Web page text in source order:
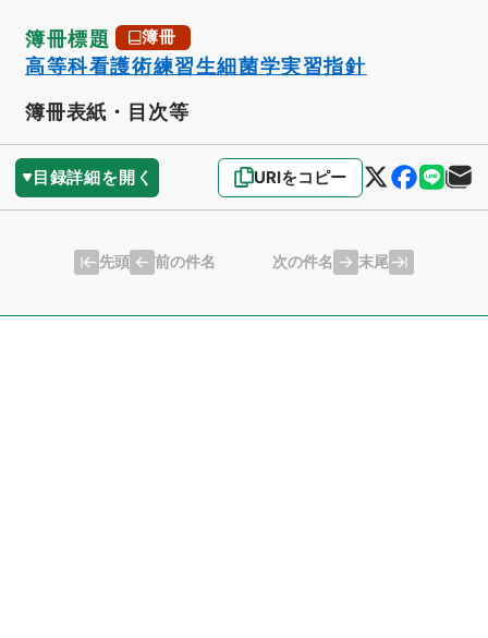
簿冊標題 簿冊
高等科看護術練習生細菌学実習指針
簿冊表紙・目次等
目録詳細を開く URIをコピー
先頭 前の件名 次の件名 末尾